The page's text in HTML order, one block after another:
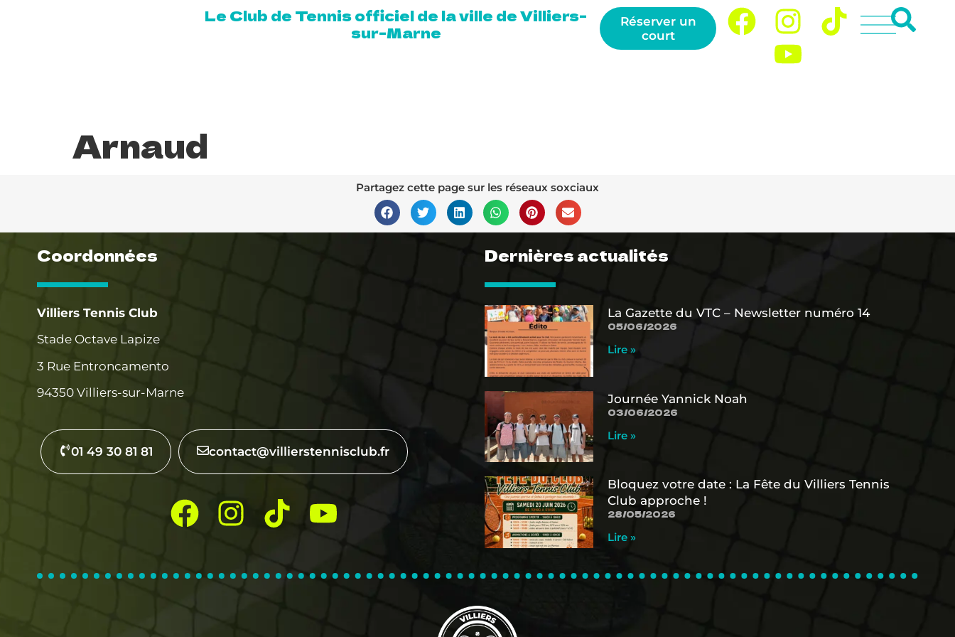
Le Club de Tennis officiel de la ville de Villiers-
sur-Marne
Réserver un
court
Arnaud
Partagez cette page sur les réseaux soxciaux
Coordonnées
Villiers Tennis Club
Stade Octave Lapize
3 Rue Entroncamento
94350 Villiers-sur-Marne
01 49 30 81 81 contact@villierstennisclub.fr
Dernières actualités
La Gazette du VTC – Newsletter numéro 14
05/06/2026
Lire »
Journée Yannick Noah
03/06/2026
Lire »
Bloquez votre date : La Fête du Villiers Tennis
Club approche !
28/05/2026
Lire »